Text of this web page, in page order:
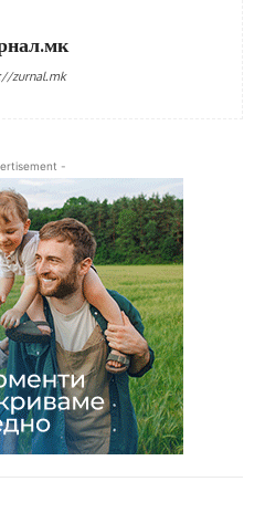
zurnal.mk
-